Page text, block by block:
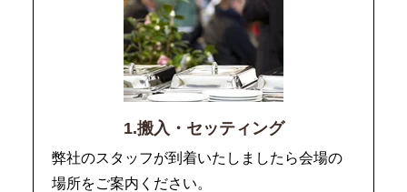
1.搬入・セッティング
弊社のスタッフが到着いたしましたら会場の
場所をご案内ください。